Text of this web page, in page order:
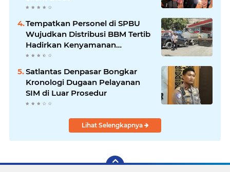
‎Tempatkan Personel di SPBU
Wujudkan Distribusi BBM Tertib
Hadirkan Kenyamanan
Masyarakat
Satlantas Denpasar Bongkar
Kronologi Dugaan Pelayanan
SIM di Luar Prosedur
Lihat Selengkapnya